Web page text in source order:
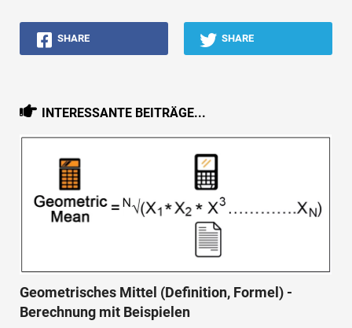
SHARE SHARE
INTERESSANTE BEITRÄGE...
Geometrisches Mittel (Definition, Formel) -
Berechnung mit Beispielen